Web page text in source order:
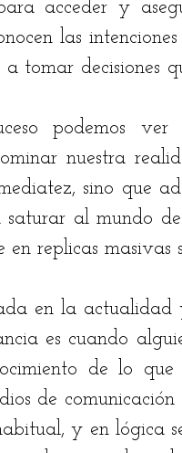
acceder y
las
tomar decisiones
podemos
nuestra
sino que
al mundo
en replicas masivas
en la actualidad
es cuando
de lo
de
y en lógica